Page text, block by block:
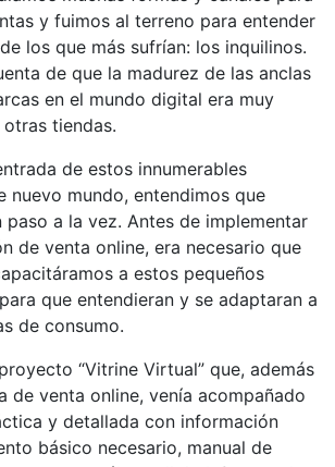
y fuimos al terreno para entender
los que más sufrían: los inquilinos.
de que la madurez de las anclas
en el mundo digital era muy
tiendas.
de estos innumerables
nuevo mundo, entendimos que
paso a la vez. Antes de implementar
de venta online, era necesario que
a estos pequeños
que entendieran y se adaptaran a
de consumo.
“Vitrine Virtual” que, además
de venta online, venía acompañado
y detallada con información
básico necesario, manual de